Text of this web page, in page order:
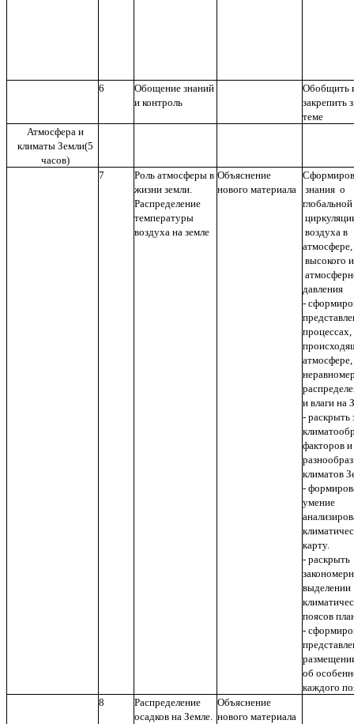
6
Обощение знаний
и контроль
Обобщить
закрепить
теме
Атмосфера и
климаты Земли(5
часов)
7
Роль атмосферы в
жизни земли.
Распределение
температуры
воздуха на земле
Объяснение
нового материала
знания о
глобальной
воздуха в
высокого
давления
-
процессах,
и влаги на
- раскрыть
факторов
климатов
-
умение
карту.
- раскрыть
выделении
поясов
-
об
каждого
8
Распределение
осадков на Земле.
Объяснение
нового материала